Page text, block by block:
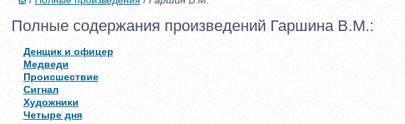
Полные содержания произведений Гаршина В.М.:
Денщик и офицер
Медведи
Происшествие
Сигнал
Художники
Четыре дня